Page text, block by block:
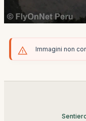
Immagini non